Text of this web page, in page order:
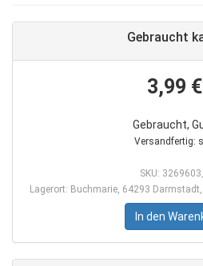
Gebraucht
3,99
Gebraucht,
Versandfertig:
SKU:
Lagerort: Buchmarie, 64293
In den